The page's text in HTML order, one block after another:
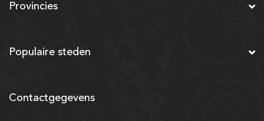
Provincies
Populaire steden
Contactgegevens